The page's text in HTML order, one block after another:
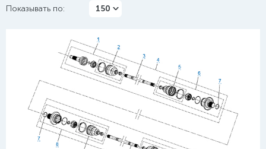
Показывать по: 150